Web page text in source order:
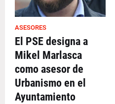
ASESORES
El PSE designa a
Mikel Marlasca
como asesor de
Urbanismo en el
Ayuntamiento